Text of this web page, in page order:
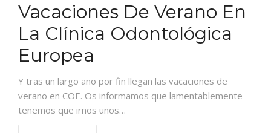
Vacaciones De Verano En
La Clínica Odontológica
Europea
Y tras un largo año por fin llegan las vacaciones de
verano en COE. Os informamos que lamentablemente
tenemos que irnos unos…